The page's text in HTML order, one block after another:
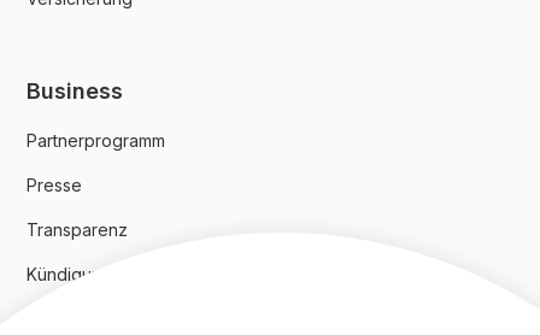
Business
Partnerprogramm
Presse
Transparenz
Kündigungsindex 2024